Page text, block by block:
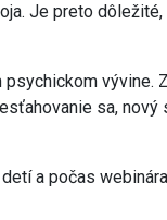
Je preto
vývine.
sa,
a počas